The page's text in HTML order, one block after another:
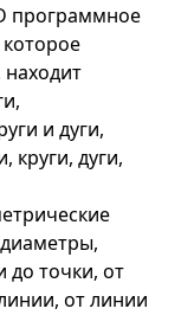
программное
находит
и дуги,
круги, дуги,
до точки, от
от линии